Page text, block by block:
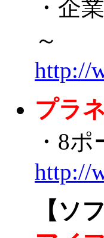
・企
～
http://
プラ
・8
http://
【ソ